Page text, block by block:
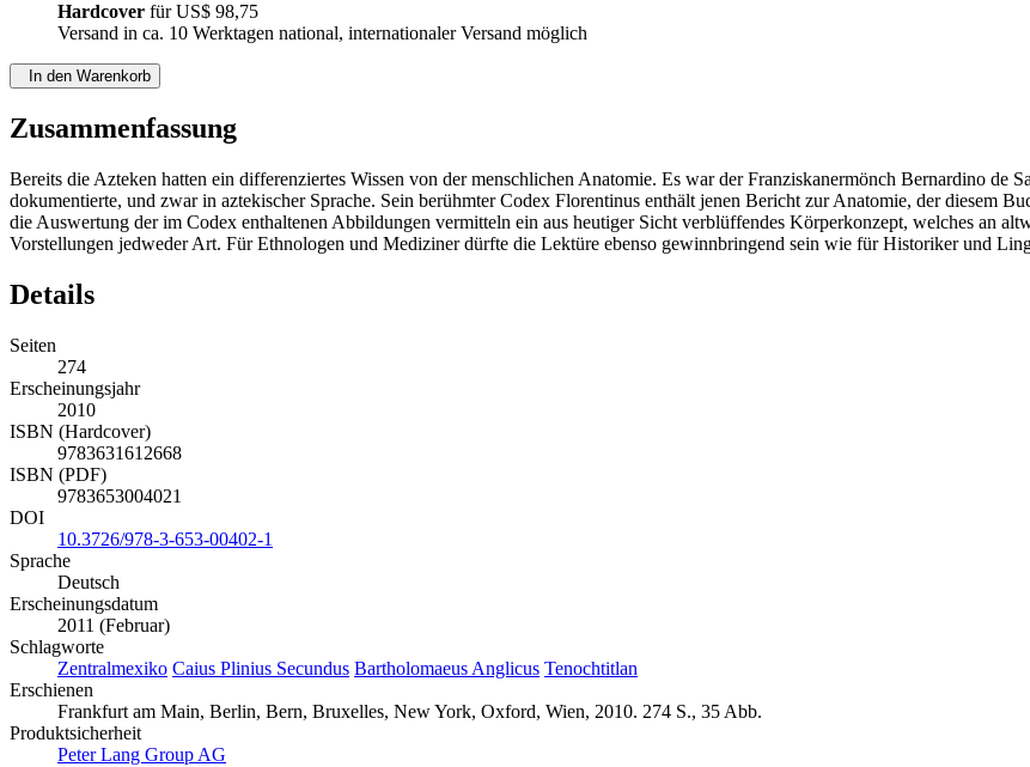
Hardcover fürUS$ 98,75
Versand in ca. 10 Werktagen national, internationaler Versand möglich
In den Warenkorb
Zusammenfassung
Bereits die Azteken hatten ein differenziertes Wissen von der menschlichen Anatomie. Es war der Franziskanermönch Bernardino de
dokumentierte, und zwar in aztekischer Sprache. Sein berühmter Codex Florentinus enthält jenen Bericht zur Anatomie, der diesem
die Auswertung der im Codex enthaltenen Abbildungen vermitteln ein aus heutiger Sicht verblüffendes Körperkonzept, welches an
Vorstellungen jedweder Art. Für Ethnologen und Mediziner dürfte die Lektüre ebenso gewinnbringend sein wie für Historiker und
Details
Seiten
274
Erscheinungsjahr
2010
ISBN (Hardcover)
9783631612668
ISBN (PDF)
9783653004021
DOI
10.3726/978-3-653-00402-1
Sprache
Deutsch
Erscheinungsdatum
2011 (Februar)
Schlagworte
Zentralmexiko Caius Plinius Secundus Bartholomaeus Anglicus Tenochtitlan
Erschienen
Frankfurt am Main, Berlin, Bern, Bruxelles, New York, Oxford, Wien, 2010. 274 S., 35 Abb.
Produktsicherheit
Peter Lang Group AG